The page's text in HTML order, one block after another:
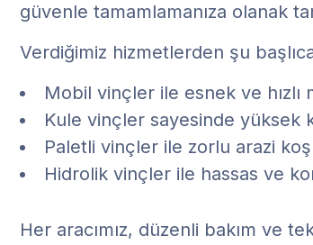
güvenle tamamlamanıza olanak
Verdiğimiz hizmetlerden şu
Mobil vinçler ile esnek ve hızlı
Kule vinçler sayesinde yüksek
Paletli vinçler ile zorlu arazi
Hidrolik vinçler ile hassas ve
Her aracımız, düzenli bakım ve